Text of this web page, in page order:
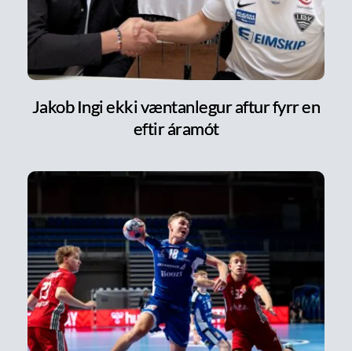
Jakob Ingi ekki væntanlegur aftur fyrr en
eftir áramót